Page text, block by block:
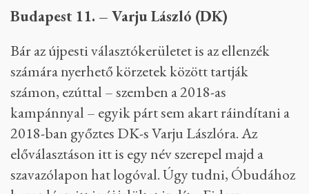
Budapest 11. – Varju László (DK)
Bár az újpesti választókerületet is az ellenzék
számára nyerhető körzetek között tartják
számon, ezúttal – szemben a 2018-as
kampánnyal – egyik párt sem akart ráindítani a
2018-ban győztes DK-s Varju Lászlóra. Az
előválasztáson itt is egy név szerepel majd a
szavazólapon hat logóval. Úgy tudni, Óbudához